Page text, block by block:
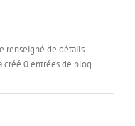
renseigné de détails.
créé 0 entrées de blog.